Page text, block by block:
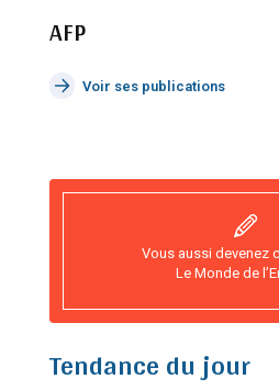
AFP
Voir ses publications
Vous aussi devenez
Le Monde de
Tendance du jour